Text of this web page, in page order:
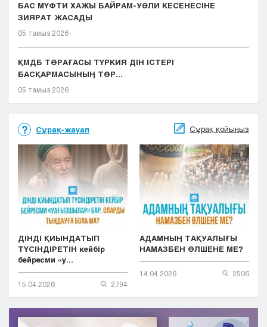
БАС МҮФТИ ХАЖЫ БАЙРАМ-УӘЛИ КЕСЕНЕСІНЕ
ЗИЯРАТ ЖАСАДЫ
05 тамыз 2026
ҚМДБ ТӨРАҒАСЫ ТҮРКИЯ ДІН ІСТЕРІ
БАСҚАРМАСЫНЫҢ ТӨР...
05 тамыз 2026
Сұрақ-жауап Сұрақ қойыңыз
ДІНДІ ҚИЫНДАТЫП
ТҮСІНДІРЕТІН кейбір
бейресми «у...
15.04.2026 2794
АДАМНЫҢ ТАҚУАЛЫҒЫ
НАМАЗБЕН ӨЛШЕНЕ МЕ?
14.04.2026 2506